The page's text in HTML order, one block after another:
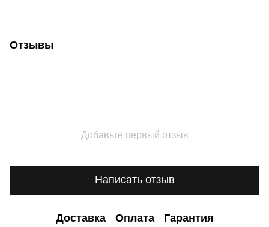
Отзывы
Добавьте первый отзыв
Написать отзыв
Доставка Оплата Гарантия